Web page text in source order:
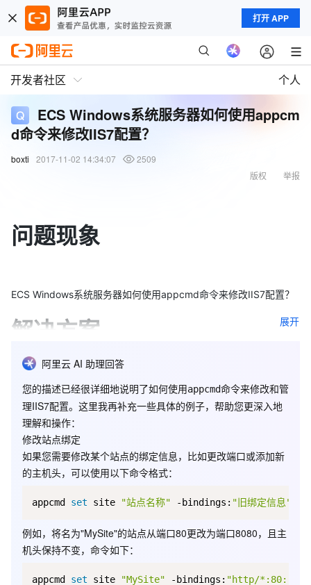
打开 APP
开发者社区 个人
ECS Windows系统服务器如何使用appcm
d命令来修改IIS7配置？
boxti 2017-11-02 14:34:07
2509
举报
版权
问题现象
ECS Windows系统服务器如何使用appcmd命令来修改IIS7配置？
解决方案
IIS7中的appcmd命令使用方法：
appcmd.exe 位于 C:\Windows\System32\inetsrv 目录
使用 cd c:\Windows\System32\inetsrv 切换到该目录
IIS 命令行管理工具基本格式:
APPCMD (命令) (对象类型) <标识符>
支持的命令:
list 列出虚拟站点set 配置虚拟站点add 添加新虚拟站点
支持的对象类型:
SITE 虚拟站点的管理APP 管理应用程序VDIR 管理虚拟
展开
阿里云 AI 助理回答
您的描述已经很详细地说明了如何使用appcmd命令来修改和管
理IIS7配置。这里我再补充一些具体的例子，帮助您更深入地
理解和操作：
修改站点绑定
如果您需要修改某个站点的绑定信息，比如更改端口或添加新
的主机头，可以使用以下命令格式：
appcmd set site "站点名称" -bindings: "旧绑定信息"
例如，将名为"MySite"的站点从端口80更改为端口8080，且主
机头保持不变，命令如下：
appcmd set site "MySite" -bindings: "http/*:80:"